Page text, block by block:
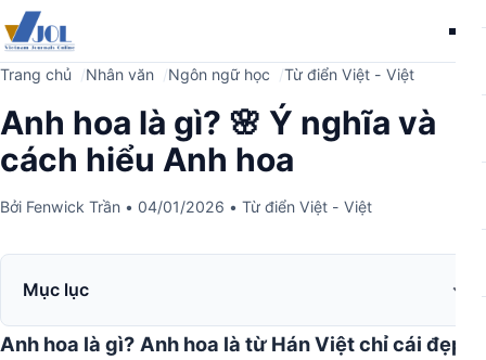
Trang chủ Nhân văn Ngôn ngữ học Từ điển Việt - Việt
Anh hoa là gì? 🌸 Ý nghĩa và
cách hiểu Anh hoa
Bởi Fenwick Trần • 04/01/2026 • Từ điển Việt - Việt
Mục lục
Anh hoa là gì? Anh hoa là từ Hán Việt chỉ cái đẹp